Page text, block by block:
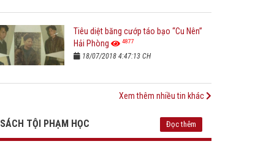
Tiêu diệt băng cướp táo bạo “Cu Nên”
Hải Phòng
4877
18/07/2018 4:47:13 CH
Xem thêm nhiều tin khác
SÁCH TỘI PHẠM HỌC Đọc thêm